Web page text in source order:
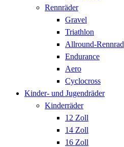
Rennräder
Gravel
Triathlon
Allround-Rennrad
Endurance
Aero
Cyclocross
Kinder- und Jugendräder
Kinderräder
12 Zoll
14 Zoll
16 Zoll